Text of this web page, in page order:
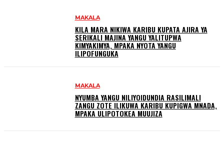
MAKALA
KILA MARA NIKIWA KARIBU KUPATA AJIRA YA
SERIKALI MAJINA YANGU YALITUPWA
KIMYAKIMYA, MPAKA NYOTA YANGU
ILIPOFUNGUKA
MAKALA
NYUMBA YANGU NILIYOIDUNDIA RASILIMALI
ZANGU ZOTE ILIKUWA KARIBU KUPIGWA MNADA,
MPAKA ULIPOTOKEA MUUJIZA